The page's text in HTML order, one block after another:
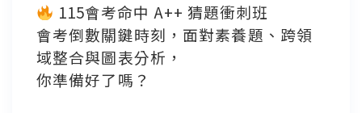
115會考命中 A++ 猜題衝刺班
會考倒數關鍵時刻，面對素養題、跨領
域整合與圖表分析，
你準備好了嗎？